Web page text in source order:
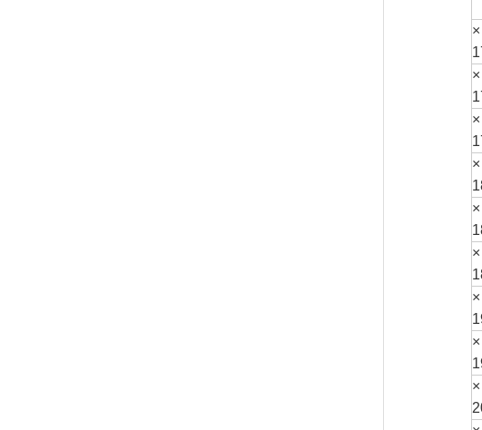
1100 × 845 ×
1190 × 915 ×
1220 × 1040 ×
1240 × 1070 ×
1380 × 780 ×
1540 × 880 ×
1440 × 800 ×
1660 × 825 ×
1710 × 865 ×